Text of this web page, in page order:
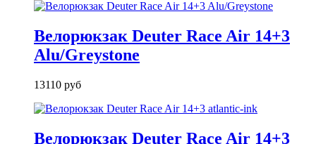
Велорюкзак Deuter Race Air 14+3
Alu/Greystone
13110 руб
Велорюкзак Deuter Race Air 14+3